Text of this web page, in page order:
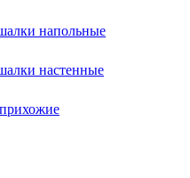
напольные
настенные